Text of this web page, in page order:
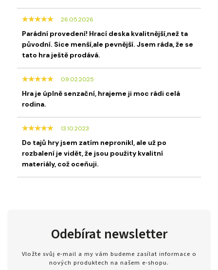
26.05.2026
Parádní provedení! Hrací deska kvalitnější,než ta
původní. Sice menší,ale pevnější. Jsem ráda, že se
tato hra ještě prodává.
09.02.2025
Hra je úplně senzační, hrajeme ji moc rádi celá
rodina.
13.10.2023
Do tajů hry jsem zatím nepronikl, ale už po
rozbalení je vidět, že jsou použity kvalitní
materiály, což oceňuji.
Odebírat newsletter
Vložte svůj e-mail a my vám budeme zasílat informace o
nových produktech na našem e-shopu.